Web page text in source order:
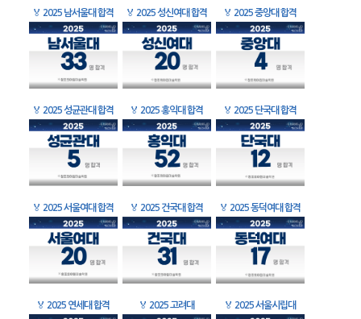
🏅 2025 남서울대 합격 🏅 2025 성신여대 합격 🏅 2025 중앙대 합격
🏅 2025 성균관대 합격 🏅 2025 홍익대 합격 🏅 2025 단국대 합격
🏅 2025 서울여대 합격 🏅 2025 건국대 합격 🏅 2025 동덕여대 합격
🏅 2025 연세대 합격 🏅 2025 고려대 🏅 2025 서울시립대